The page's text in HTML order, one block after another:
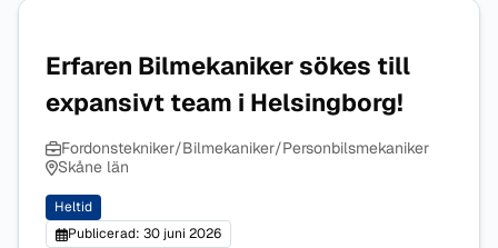
Erfaren Bilmekaniker sökes till
expansivt team i Helsingborg!
Fordonstekniker/Bilmekaniker/Personbilsmekaniker
Skåne län
Heltid
Publicerad: 30 juni 2026